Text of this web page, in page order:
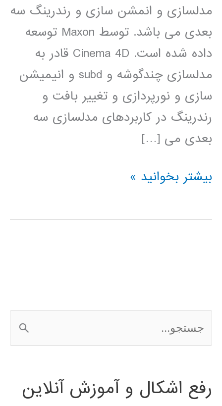
مدلسازی و انمشن سازی و رندرینگ سه
بعدی می باشد. توسط Maxon توسعه
داده شده است. Cinema 4D قادر به
مدلسازی چندگوشه و subd و انیمیشن
سازی و نورپردازی و تغییر بافت و
رندرینگ در کاربردهای مدلسازی سه
بعدی می […]
آموزش
4D
بیشتر بخوانید »
س
ج
رفع اشکال و آموزش آنلاین